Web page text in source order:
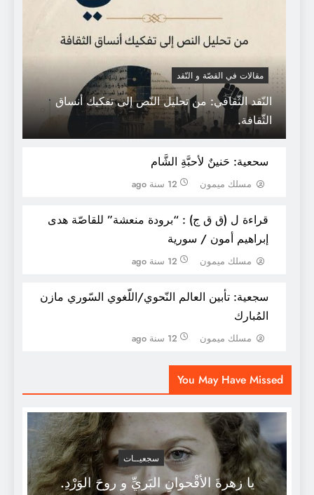
مقالات في القصّة و النّقد
النّقد الثّقافي: من تحليل النّص إلى تفكيك أنساق
الثّقافة.
سحعية: حَنينٌ لأحبَّةِ الشَّام
مسلك ميمون 12 سنة ago
قراءة ل (ق ق ج) : “برودة منعشة” للقاصّة هدى
إبراهيم أمون / سورية
مسلك ميمون 12 سنة ago
سجعية: تأبين العالم النّحوي/اللّغوي السّوري مازن
المُبارك
مسلك ميمون 12 سنة ago
كتب وبحوث في اللسانيات واللسانيات
التطبيقية بصيغة pdf:
You May Have Missed
سجعيــات
يا زهرةَ الأقْحوانِ البَريِّ و روحَ الوَرْدِ.